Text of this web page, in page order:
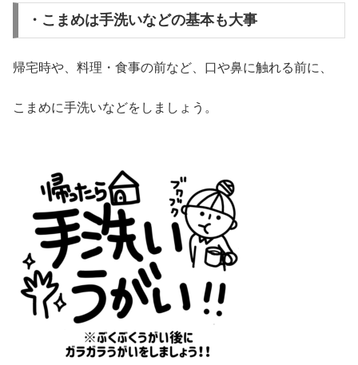
・こまめは手洗いなどの基本も大事
帰宅時や、料理・食事の前など、口や鼻に触れる前に、
こまめに手洗いなどをしましょう。